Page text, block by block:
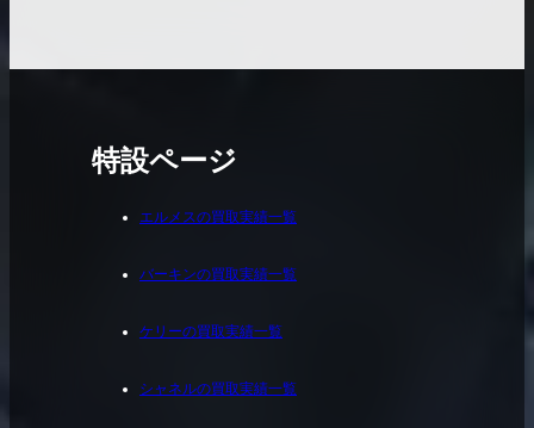
特設ページ
エルメスの買取実績一覧
バーキンの買取実績一覧
ケリーの買取実績一覧
シャネルの買取実績一覧